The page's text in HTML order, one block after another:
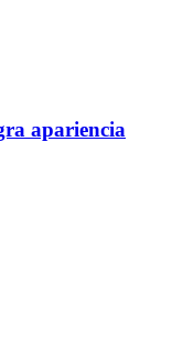
apariencia